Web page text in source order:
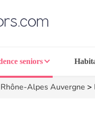
seniors
Rhône-Alpes Auvergne >